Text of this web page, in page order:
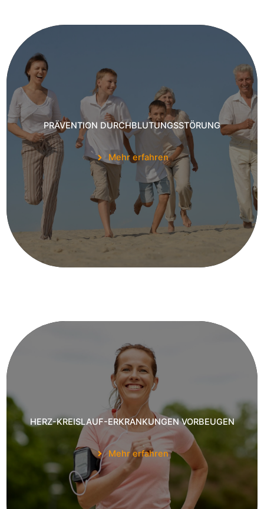
PRÄVENTION DURCHBLUTUNGSSTÖRUNG
Mehr erfahren
HERZ-KREISLAUF-ERKRANKUNGEN VORBEUGEN
Mehr erfahren